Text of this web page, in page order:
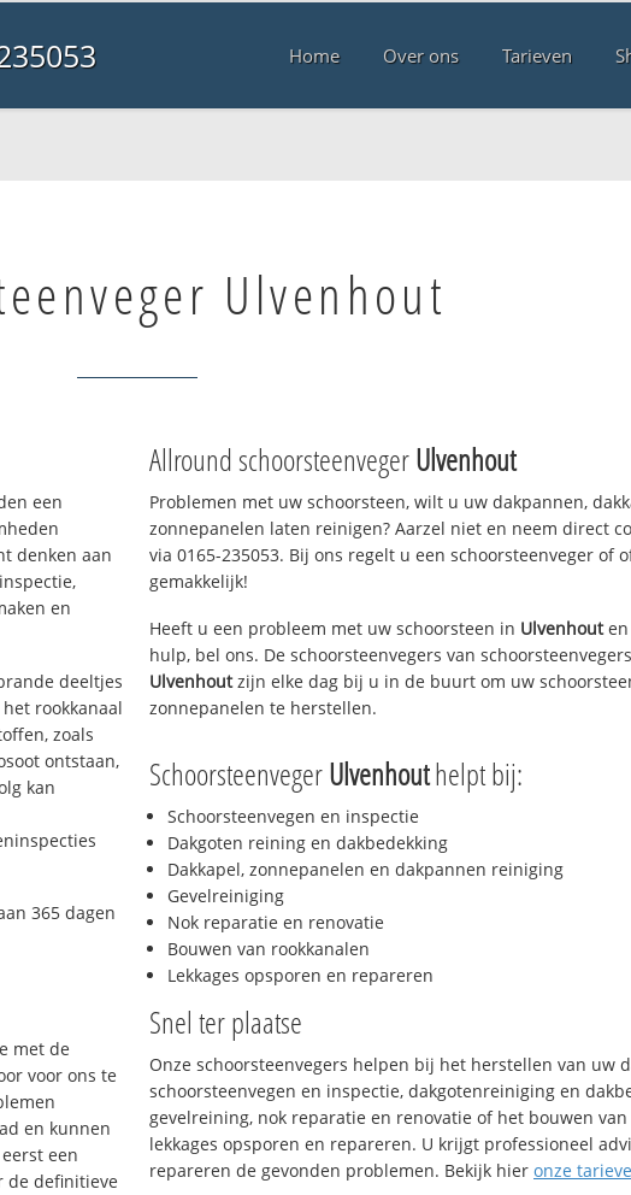
Home Over ons Tarieven
Ulvenhout
een
denken aan
en
deeltjes
rookkanaal
zoals
ontstaan,
kan
365 dagen
met de
voor ons te
en kunnen
een
de definitieve
Allround schoorsteenvegerUlvenhout
Problemen met uw schoorsteen, wilt u uw dakpannen,
zonnepanelen laten reinigen? Aarzel niet en neem direct
via 0165-235053. Bij ons regelt u een schoorsteenveger of
gemakkelijk!
Heeft u een probleem met uw schoorsteen in Ulvenhouten
hulp, bel ons. De schoorsteenvegers van
Ulvenhoutzijn elke dag bij u in de buurt om uw
zonnepanelen te herstellen.
SchoorsteenvegerUlvenhouthelpt bij:
Schoorsteenvegen en inspectie
Dakgoten reining en dakbedekking
Dakkapel, zonnepanelen en dakpannen reiniging
Gevelreiniging
Nok reparatie en renovatie
Bouwen van rookkanalen
Lekkages opsporen en repareren
Snel ter plaatse
Onze schoorsteenvegers helpen bij het herstellen van uw
schoorsteenvegen en inspectie, dakgotenreiniging en
gevelreining, nok reparatie en renovatie of het bouwen
lekkages opsporen en repareren. U krijgt professioneel
repareren de gevonden problemen. Bekijk hier onze